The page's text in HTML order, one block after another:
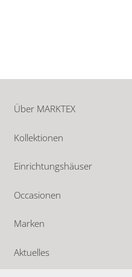
Über MARKTEX
Kollektionen
Einrichtungshäuser
Occasionen
Marken
Aktuelles